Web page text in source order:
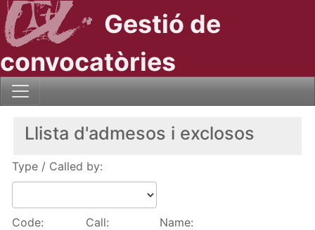
Gestió de
convocatòries
Llista d'admesos i exclosos
Type / Called by:
Code: Call: Name: